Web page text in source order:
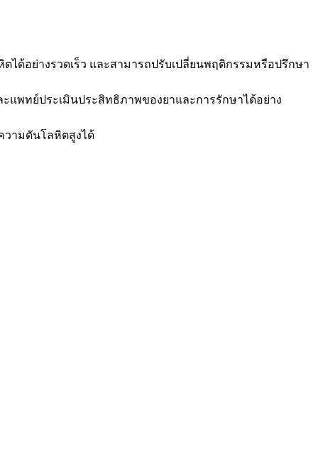
ด้อย่างรวดเร็ว และสามารถปรับเปลี่ยนพฤติกรรมหรือปรึกษา
พทย์ประเมินประสิทธิภาพของยาและการรักษาได้อย่าง
วามดันโลหิตสูงได้